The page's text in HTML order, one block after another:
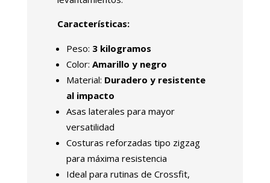
Características:
Peso: 3 kilogramos
Color: Amarillo y negro
Material: Duradero y resistente
al impacto
Asas laterales para mayor
versatilidad
Costuras reforzadas tipo zigzag
para máxima resistencia
Ideal para rutinas de Crossfit,